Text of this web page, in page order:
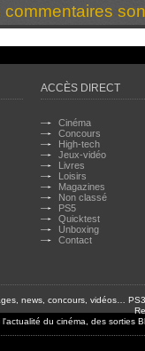
ACCÈS DIRECT
Cinéma
Concours
High-tech
Jeux-vidéo
Livres
Loisirs
Magazines
Non classé
PS5
Quicktest
Unboxing
Contact
news, concours, vidéos…
l'actualité du cinéma, des sorties